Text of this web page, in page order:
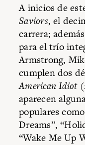
A inicios de
Saviors, el
carrera;
para el trío
Armstrong,
cumplen dos
American Idiot
aparecen
populares
Dreams”,
“Wake Me Up